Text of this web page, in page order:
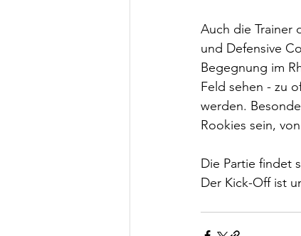
Auch die Trainer
und Defensive
Begegnung im
Feld sehen - zu
werden.
Rookies sein,
Die Partie findet
Der Kick-Off ist